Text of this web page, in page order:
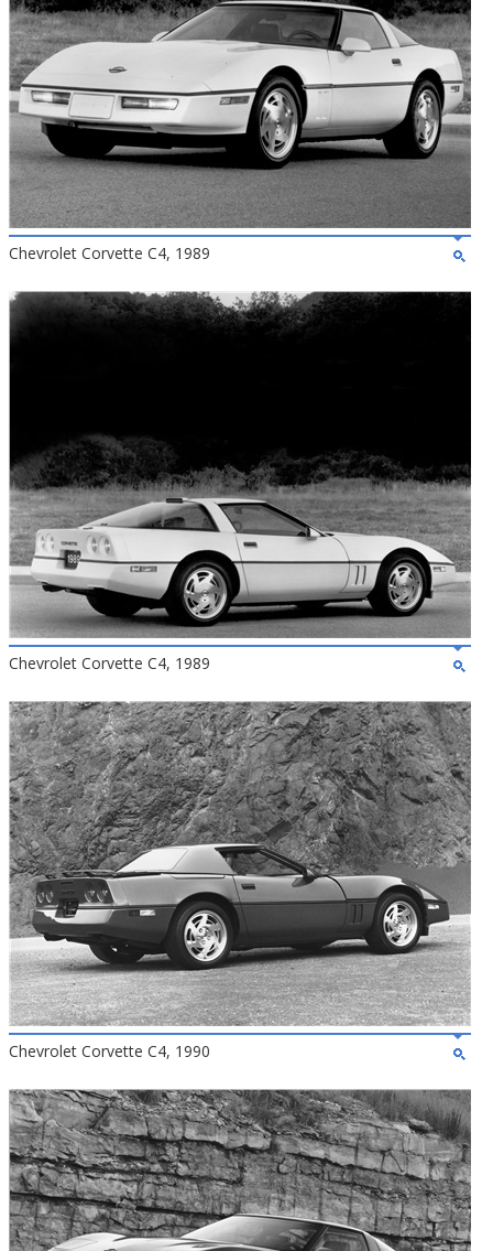
Chevrolet Corvette C4, 1989
Chevrolet Corvette C4, 1989
Chevrolet Corvette C4, 1990